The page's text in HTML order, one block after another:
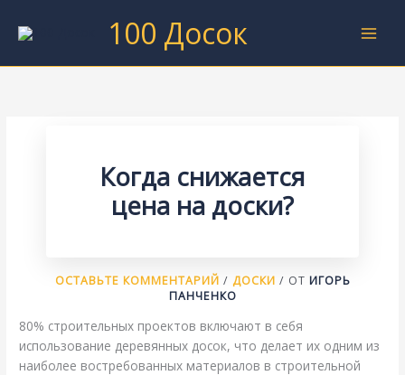
100 Досок
Когда снижается
цена на доски?
ОСТАВЬТЕ КОММЕНТАРИЙ / ДОСКИ / ОТ ИГОРЬ
ПАНЧЕНКО
80% строительных проектов включают в себя
использование деревянных досок, что делает их одним из
наиболее востребованных материалов в строительной